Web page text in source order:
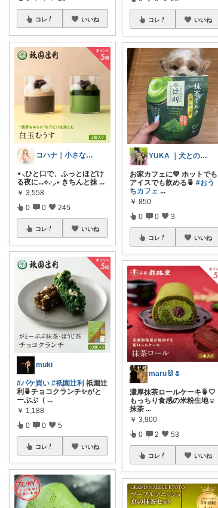
コレ いいね
コハナ｜小さなごきげん
⋆⸜ひと口で、ふっとほどけ
る夜に...⟡.·⸝‍⋆ きちんと抹 ...
￥ 3,558
0 0 245
コレ いいね
muki
#パケ買い #祇園辻利 祇園辻
利🍵チョコクランチ✨がと
ーぶぶ（ ...
￥ 1,188
0 0 5
コレ いいね
コレ いいね
YUKA ｜犬との暮らし
お家カフェに💚 ホットでも
アイスでも飲める🍵#おう
ちカフェ ...
￥ 850
0 0 3
コレ いいね
maru🐰🌷
濃厚抹茶ロールケーキ🍵🤍
もっちり食感の米粉生地☺️
抹茶 ...
￥ 3,900
0 2 53
コレ いいね